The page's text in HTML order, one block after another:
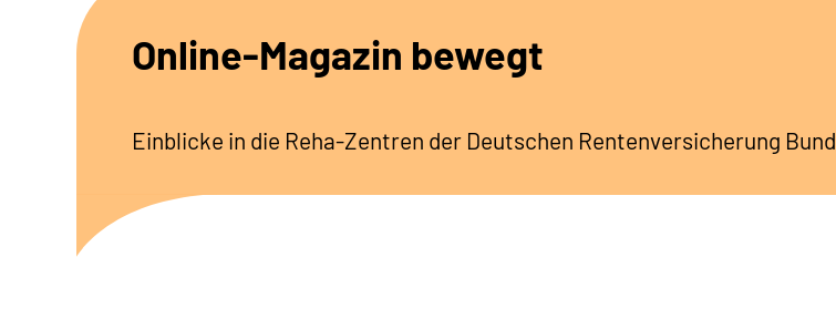
Online-Magazin bewegt
Einblicke in die Reha-Zentren der Deutschen Rentenversicherung Bund